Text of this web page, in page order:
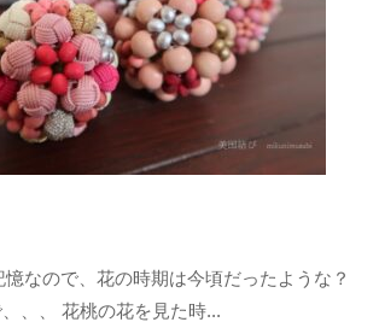
なので、花の時期は今頃だったような？
、、 花桃の花を見た時...